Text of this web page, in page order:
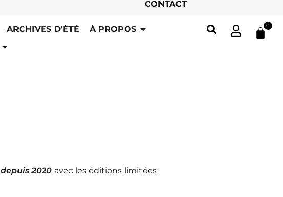
CONTACT
ARCHIVES D'ÉTÉ
À PROPOS
0
depuis 2020 avec les éditions limitées